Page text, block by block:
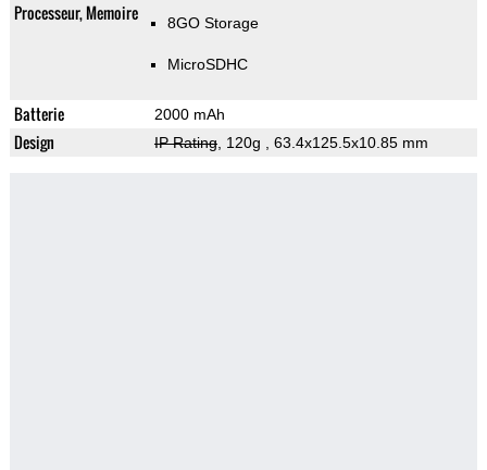
Processeur, Memoire 8GO Storage
MicroSDHC
Batterie 2000 mAh
Design IP Rating, 120g , 63.4x125.5x10.85 mm